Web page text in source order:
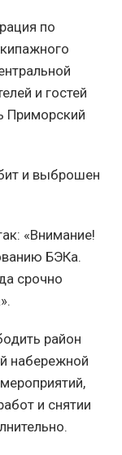
по
и гостей
Приморский
и выброшен
«Внимание!
БЭКа.
срочно
район
набережной
и снятии